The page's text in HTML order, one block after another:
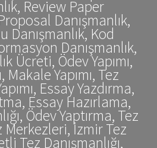
Review Paper
Danışmanlık,
Danışmanlık, Kod
Danışmanlık,
Ücreti, Ödev Yapımı,
Makale Yapımı, Tez
Essay Yazdırma,
Essay Hazırlama,
Ödev Yaptırma, Tez
Merkezleri, İzmir Tez
Tez Danışmanlığı,